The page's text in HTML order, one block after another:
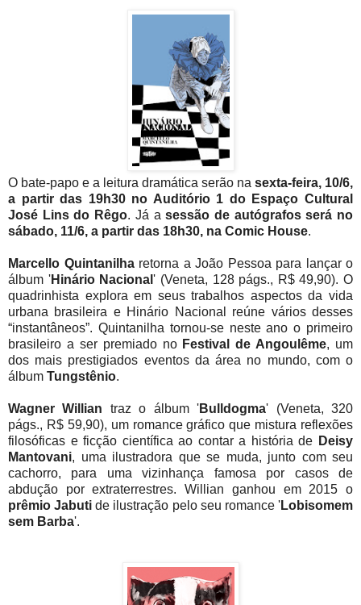
O bate-papo e a leitura dramática serão na sexta-feira, 10/6,
a partir das 19h30 no Auditório 1 do Espaço Cultural
José Lins do Rêgo. Já asessão de autógrafos será no
sábado, 11/6, a partir das 18h30, na Comic House.
Marcello Quintanilharetorna a João Pessoa para lançar o
álbum 'Hinário Nacional' (Veneta, 128 págs., R$ 49,90). O
quadrinhista explora em seus trabalhos aspectos da vida
urbana brasileira e Hinário Nacional reúne vários desses
“instantâneos”. Quintanilha tornou-se neste ano o primeiro
brasileiro a ser premiado no Festival de Angoulême, um
dos mais prestigiados eventos da área no mundo, com o
álbum Tungstênio.
Wagner Willian traz o álbum 'Bulldogma' (Veneta, 320
págs., R$ 59,90), um romance gráfico que mistura reflexões
filosóficas e ficção científica ao contar a história de Deisy
Mantovani, uma ilustradora que se muda, junto com seu
cachorro, para uma vizinhança famosa por casos de
abdução por extraterrestres. Willian ganhou em 2015 o
prêmio Jabuti de ilustração pelo seu romance 'Lobisomem
sem Barba'.